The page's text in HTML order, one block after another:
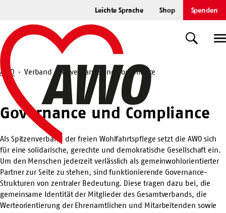
springen
Leichte Sprache Shop Spenden
Startseite
Suche
Suche
AWO Verband Governance und Compliance
Governance
und
Compliance
Governance und Compliance
Als Spitzenverband der freien Wohlfahrtspflege setzt die AWO sich
für eine solidarische, gerechte und demokratische Gesellschaft ein.
Um den Menschen jederzeit verlässlich als gemeinwohlorientierter
Partner zur Seite zu stehen, sind funktionierende Governance-
Strukturen von zentraler Bedeutung. Diese tragen dazu bei, die
gemeinsame Identität der Mitglieder des Gesamtverbands, die
Werteorientierung der Ehrenamtlichen und Mitarbeitenden sowie